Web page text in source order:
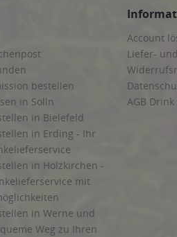
bestellen
in Solln
in Bielefeld
in Erding - Ihr
in Holzkirchen -
mit
in Werne und
Weg zu Ihren
Account
Liefer-
AGB